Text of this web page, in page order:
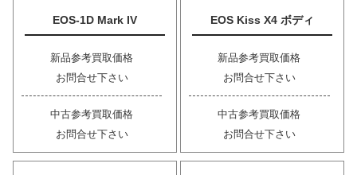
EOS-1D Mark IV
新品参考買取価格
お問合せ下さい
中古参考買取価格
お問合せ下さい
EOS Kiss X4 ボディ
新品参考買取価格
お問合せ下さい
中古参考買取価格
お問合せ下さい